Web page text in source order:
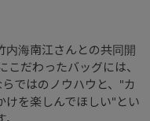
内海南江さんとの共同開
だわったバッグには、
ではのノウハウと、"カ
けを楽しんでほしい"とい